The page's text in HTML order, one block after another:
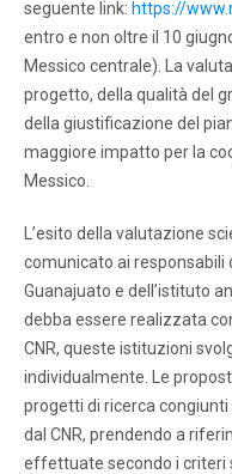
seguente link: https://
entro e non oltre il 10
Messico centrale). La
progetto, della qualità del
della giustificazione del
maggiore impatto per la
Messico.
L’esito della valutazione
comunicato ai responsabili
Guanajuato e dell’istituto
debba essere realizzata
CNR, queste istituzioni
individualmente. Le
progetti di ricerca congiunti
dal CNR, prendendo a
effettuate secondo i criteri